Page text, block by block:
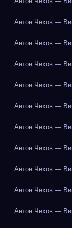
Антон Чехов —
Антон Чехов —
Антон Чехов —
Антон Чехов —
Антон Чехов —
Антон Чехов —
Антон Чехов —
Антон Чехов —
Антон Чехов —
Антон Чехов —